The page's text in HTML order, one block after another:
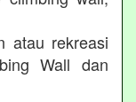
atau rekreasi
Wall dan